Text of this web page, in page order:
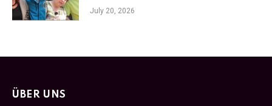
July 20, 2026
ÜBER UNS